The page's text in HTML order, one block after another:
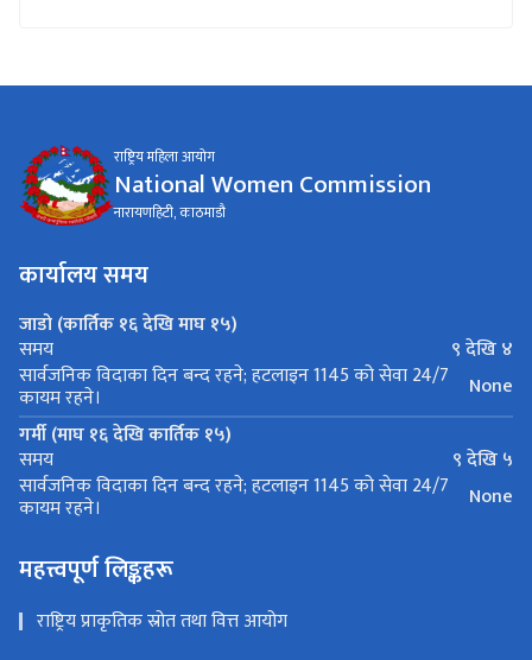
राष्ट्रिय महिला आयोग
National Women Commission
नारायणहिटी, काठमाडौ
कार्यालय समय
जाडो (कार्तिक १६ देखि माघ १५)
समय
९ देखि ४
सार्वजनिक विदाका दिन बन्द रहने; हटलाइन 1145 को सेवा 24/7
कायम रहने।
None
गर्मी (माघ १६ देखि कार्तिक १५)
समय
९ देखि ५
सार्वजनिक विदाका दिन बन्द रहने; हटलाइन 1145 को सेवा 24/7
कायम रहने। None
महत्त्वपूर्ण लिङ्कहरू
राष्ट्रिय प्राकृतिक स्रोत तथा वित्त आयोग